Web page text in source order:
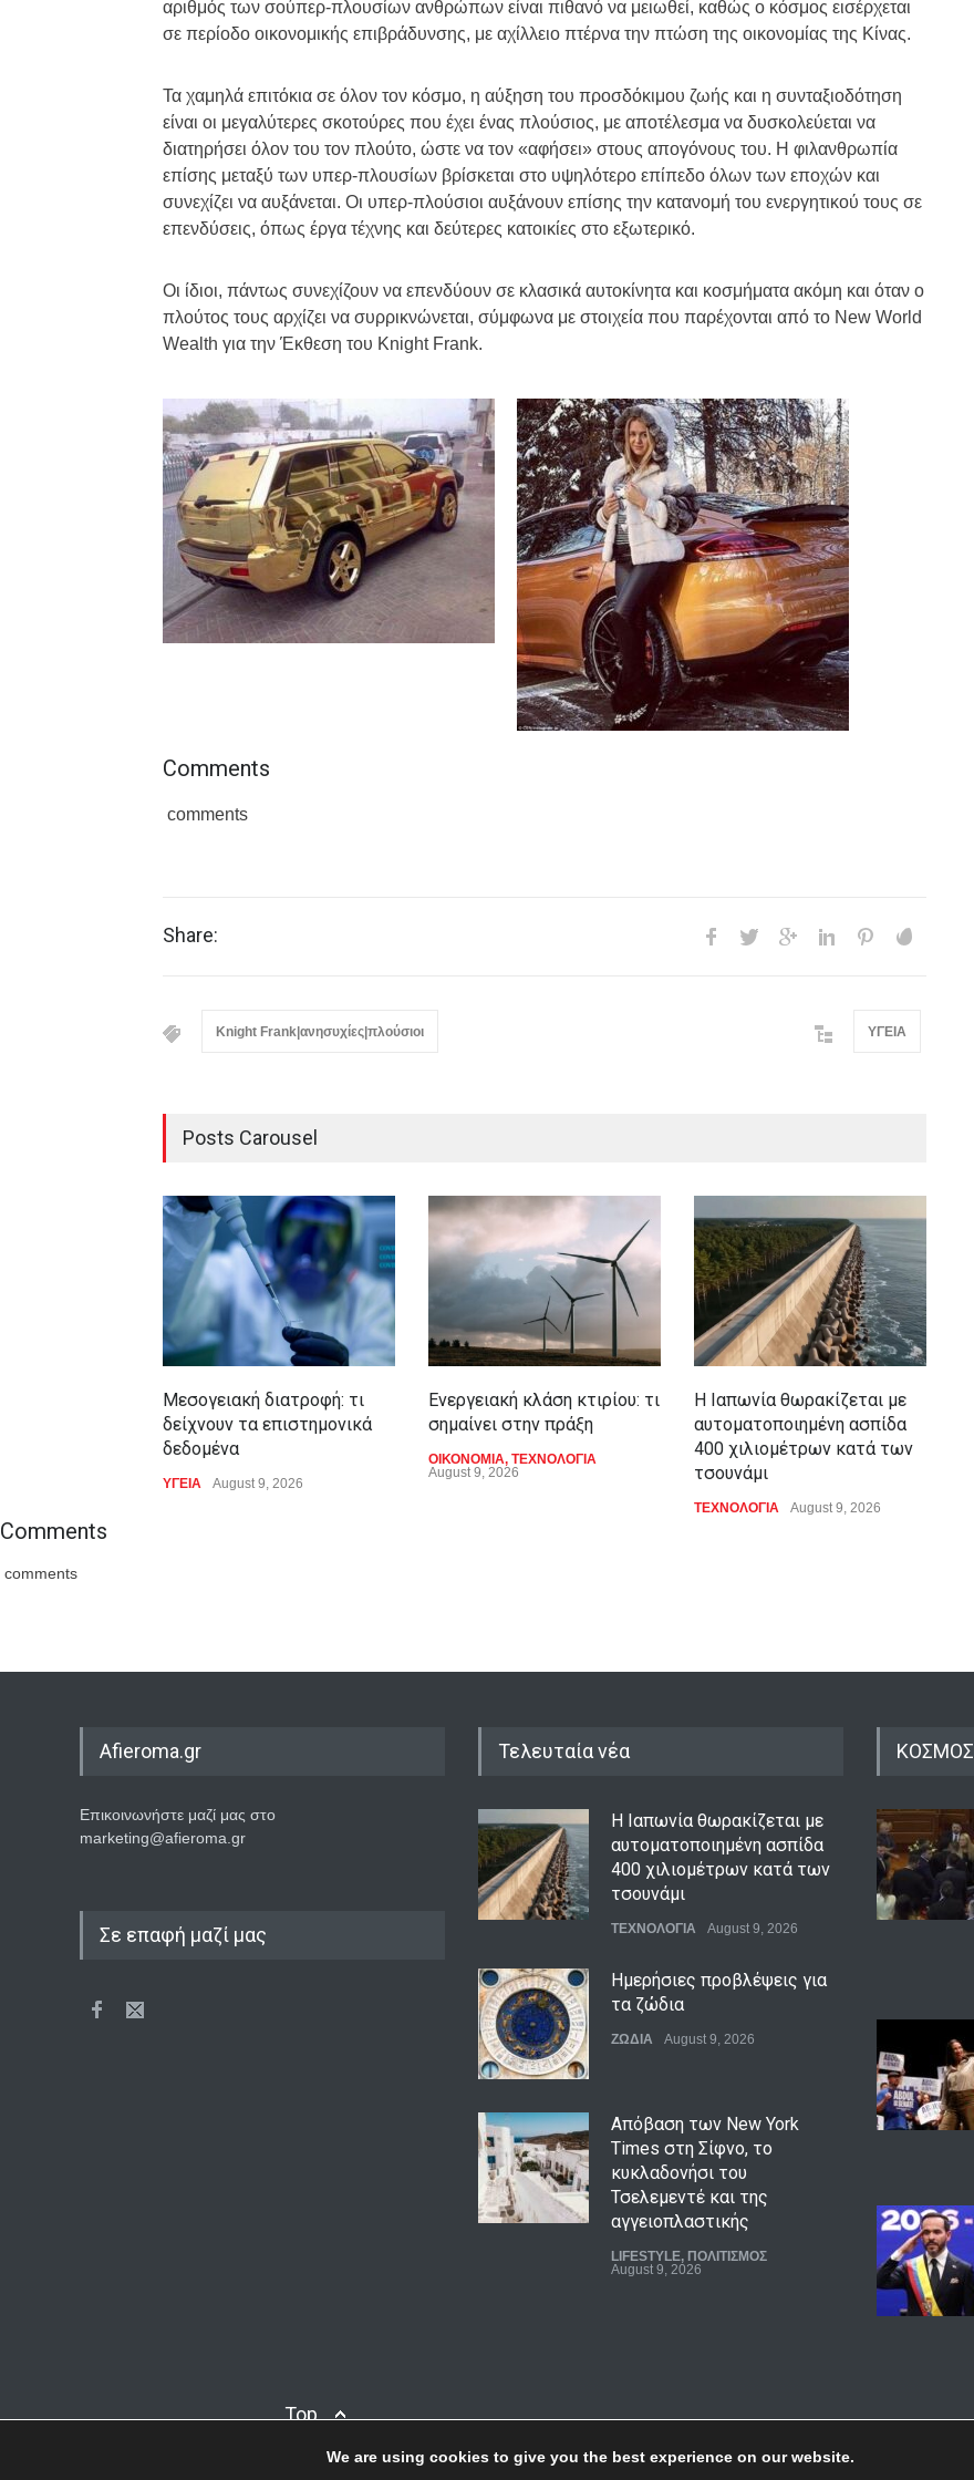
αριθμός των σούπερ-πλουσίων ανθρώπων είναι πιθανό να μειωθεί, καθώς ο κόσμος εισέρχεται
σε περίοδο οικονομικής επιβράδυνσης, με αχίλλειο πτέρνα την πτώση της οικονομίας της Κίνας.
Τα χαμηλά επιτόκια σε όλον τον κόσμο, η αύξηση του προσδόκιμου ζωής και η συνταξιοδότηση
είναι οι μεγαλύτερες σκοτούρες που έχει ένας πλούσιος, με αποτέλεσμα να δυσκολεύεται να
διατηρήσει όλον του τον πλούτο, ώστε να τον «αφήσει» στους απογόνους του. Η φιλανθρωπία
επίσης μεταξύ των υπερ-πλουσίων βρίσκεται στο υψηλότερο επίπεδο όλων των εποχών και
συνεχίζει να αυξάνεται. Οι υπερ-πλούσιοι αυξάνουν επίσης την κατανομή του ενεργητικού τους σε
επενδύσεις, όπως έργα τέχνης και δεύτερες κατοικίες στο εξωτερικό.
Οι ίδιοι, πάντως συνεχίζουν να επενδύουν σε κλασικά αυτοκίνητα και κοσμήματα ακόμη και όταν ο
πλούτος τους αρχίζει να συρρικνώνεται, σύμφωνα με στοιχεία που παρέχονται από το New World
Wealth για την Έκθεση του Knight Frank.
Comments
comments
Share:
Knight Frank|ανησυχίες|πλούσιοι ΥΓΕΙΑ
Posts Carousel
Μεσογειακή διατροφή: τι
δείχνουν τα επιστημονικά
δεδομένα
ΥΓΕΙΑ August 9, 2026
Ενεργειακή κλάση κτιρίου: τι
σημαίνει στην πράξη
ΟΙΚΟΝΟΜΙΑ, ΤΕΧΝΟΛΟΓΙΑ
August 9, 2026
Η Ιαπωνία θωρακίζεται με
αυτοματοποιημένη ασπίδα
400 χιλιομέτρων κατά των
τσουνάμι
ΤΕΧΝΟΛΟΓΙΑ August 9, 2026
Comments
comments
Afieroma.gr
Επικοινωνήστε μαζί μας στο
marketing@afieroma.gr
Σε επαφή μαζί μας
Τελευταία νέα
Η Ιαπωνία θωρακίζεται με
αυτοματοποιημένη ασπίδα
400 χιλιομέτρων κατά των
τσουνάμι
ΤΕΧΝΟΛΟΓΙΑ August 9, 2026
Ημερήσιες προβλέψεις για
τα ζώδια
ΖΩΔΙΑ August 9, 2026
Απόβαση των New York
Times στη Σίφνο, το
κυκλαδονήσι του
Τσελεμεντέ και της
αγγειοπλαστικής
LIFESTYLE, ΠΟΛΙΤΙΣΜΟΣ
August 9, 2026
Ενεργειακή κλάση κτιρίου: τι
ΚΟΣΜΟΣ
Top
We are using cookies to give you the best experience on our website.